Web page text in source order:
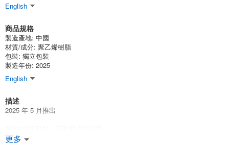
English
商品規格
製造產地: 中國
材質/成分: 聚乙烯樹脂
包裝: 獨立包裝
製造年份: 2025
English
描述
2025 年 5 月推出
更多